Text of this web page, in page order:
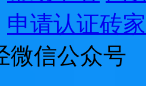
申请认证砖家